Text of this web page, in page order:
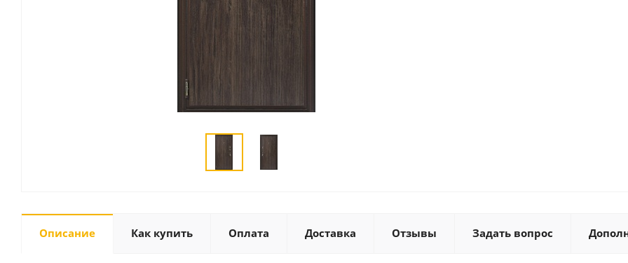
Описание Как купить Оплата Доставка Отзывы Задать вопрос